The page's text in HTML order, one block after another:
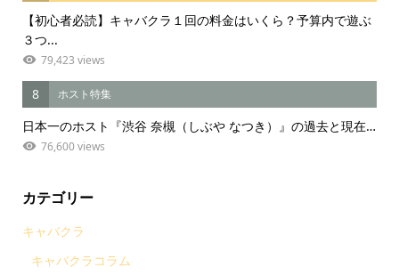
【初心者必読】キャバクラ１回の料金はいくら？予算内で遊ぶ
３つ...
79,423 views
8 ホスト特集
日本一のホスト『渋谷 奈槻（しぶや なつき）』の過去と現在…
76,600 views
カテゴリー
キャバクラ
キャバクラコラム